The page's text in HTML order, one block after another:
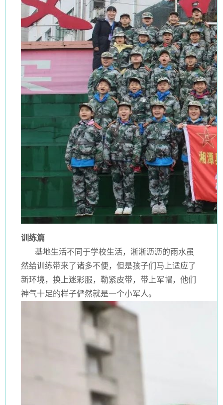
训练篇
基地生活不同于学校生活，淅淅沥沥的雨水虽
然给训练带来了诸多不便，但是孩子们马上适应了
新环境，换上迷彩服，勒紧皮带，带上军帽，他们
神气十足的样子俨然就是一个小军人。